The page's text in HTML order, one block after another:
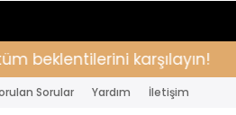
karşılayın!
Sorular Yardım İletişim